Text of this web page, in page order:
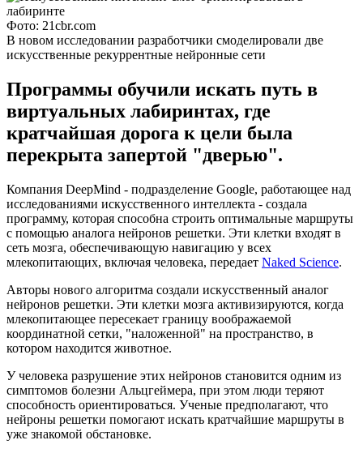
Фото: 21cbr.com
В новом исследовании разработчики смоделировали две
искусственные рекуррентные нейронные сети
Программы обучили искать путь в
виртуальных лабиринтах, где
кратчайшая дорога к цели была
перекрыта запертой "дверью".
Компания DeepMind - подразделение Google, работающее над
исследованиями искусственного интеллекта - создала
программу, которая способна строить оптимальные маршруты
с помощью аналога нейронов решетки. Эти клетки входят в
сеть мозга, обеспечивающую навигацию у всех
млекопитающих, включая человека, передает Naked Science.
Авторы нового алгоритма создали искусственный аналог
нейронов решетки. Эти клетки мозга активизируются, когда
млекопитающее пересекает границу воображаемой
координатной сетки, "наложенной" на пространство, в
котором находится животное.
У человека разрушение этих нейронов становится одним из
симптомов болезни Альцгеймера, при этом люди теряют
способность ориентироваться. Ученые предполагают, что
нейроны решетки помогают искать кратчайшие маршруты в
уже знакомой обстановке.